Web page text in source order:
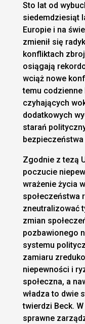
Sto lat od
siedemdziesiąt
Europie i na
zmienił się
konfliktach
osiągają
wciąż nowe
temu codzienne
czyhających
dodatkowych
starań
Zgodnie z tezą
poczucie
wrażenie życia
społeczeństwa
zneutralizować
zmian
pozbawionego
systemu
zamiaru
niepewności i
społeczna, a
władza to dwie
twierdzi Beck.
sprawne